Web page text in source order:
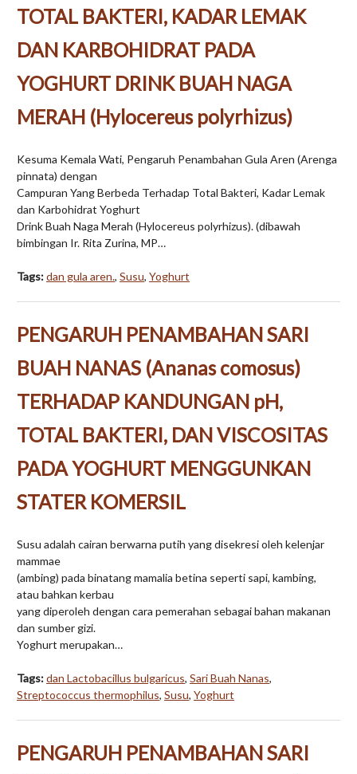
TOTAL BAKTERI, KADAR LEMAK
DAN KARBOHIDRAT PADA
YOGHURT DRINK BUAH NAGA
MERAH (Hylocereus polyrhizus)
Kesuma Kemala Wati, Pengaruh Penambahan Gula Aren (Arenga
pinnata) dengan
Campuran Yang Berbeda Terhadap Total Bakteri, Kadar Lemak
dan Karbohidrat Yoghurt
Drink Buah Naga Merah (Hylocereus polyrhizus). (dibawah
bimbingan Ir. Rita Zurina, MP…
Tags:dan gula aren., Susu, Yoghurt
PENGARUH PENAMBAHAN SARI
BUAH NANAS (Ananas comosus)
TERHADAP KANDUNGAN pH,
TOTAL BAKTERI, DAN VISCOSITAS
PADA YOGHURT MENGGUNKAN
STATER KOMERSIL
Susu adalah cairan berwarna putih yang disekresi oleh kelenjar
mammae
(ambing) pada binatang mamalia betina seperti sapi, kambing,
atau bahkan kerbau
yang diperoleh dengan cara pemerahan sebagai bahan makanan
dan sumber gizi.
Yoghurt merupakan…
Tags:dan Lactobacillus bulgaricus, Sari Buah Nanas,
Streptococcus thermophilus, Susu, Yoghurt
PENGARUH PENAMBAHAN SARI